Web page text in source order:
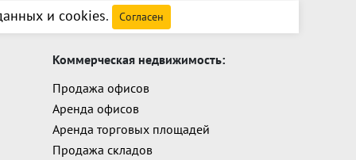
и cookies. Согласен
Коммерческая недвижимость:
Продажа офисов
Аренда офисов
Аренда торговых площадей
Продажа складов